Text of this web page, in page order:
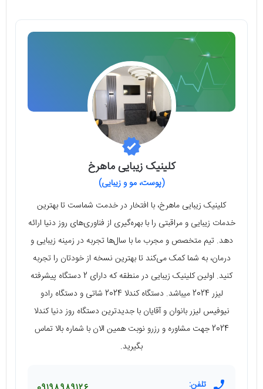
کلینیک زیبایی ماهرخ
(پوست، مو و زیبایی)
کلینیک زیبایی ماهرخ، با افتخار در خدمت شماست تا بهترین
خدمات زیبایی و مراقبتی را با بهره‌گیری از فناوری‌های روز دنیا ارائه
دهد. تیم متخصص و مجرب ما با سال‌ها تجربه در زمینه زیبایی و
درمان، به شما کمک می‌کند تا بهترین نسخه از خودتان را تجربه
کنید. اولین کلینیک زیبایی در منطقه که دارای 2 دستگاه پیشرفته
لیزر 2024 میباشد. دستگاه کندلا 2024 شاتی و دستگاه رادو
نیوفیس لیزر بانوان و آقایان با جدیدترین دستگاه روز دنیا کندلا
2024 جهت مشاوره و رزرو نوبت همین الان با شماره بالا تماس
بگیرید.
تلفن: